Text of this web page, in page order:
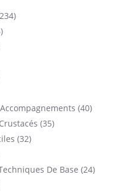
(40)
(35)
(32)
De Base (24)